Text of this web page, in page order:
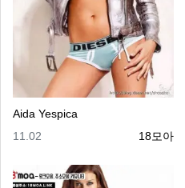
Aida Yespica
등록자
18모아
등록일
11.02